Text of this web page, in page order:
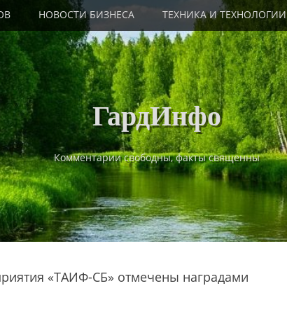
НОВОСТИ БИЗНЕСА ТЕХНИКА И ТЕХНОЛОГИИ
ГардИнфо
Комментарии свободны, факты священны
«ТАИФ-СБ» отмечены наградами